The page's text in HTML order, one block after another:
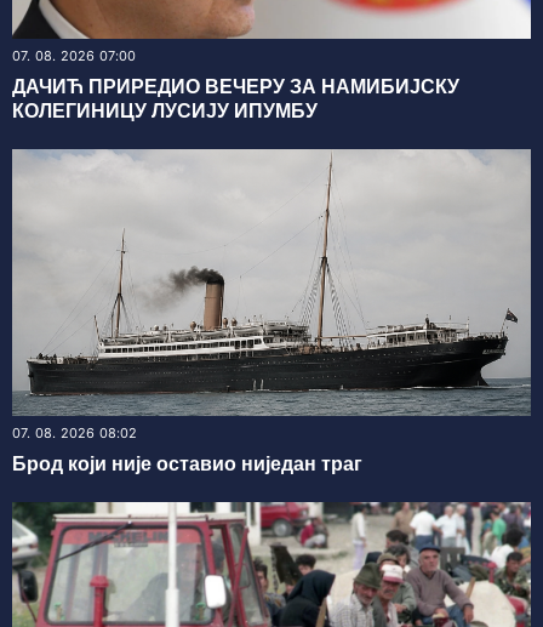
07. 08. 2026 07:00
ДАЧИЋ ПРИРЕДИО ВЕЧЕРУ ЗА НАМИБИЈСКУ
КОЛЕГИНИЦУ ЛУСИЈУ ИПУМБУ
07. 08. 2026 08:02
Брод који није оставио ниједан траг